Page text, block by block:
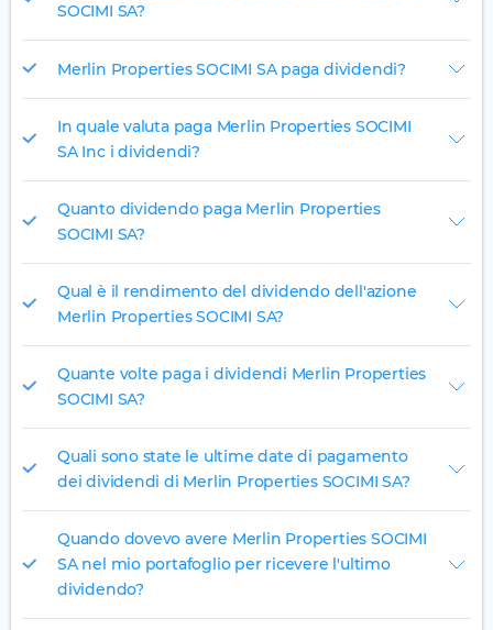
SOCIMI SA?
Merlin Properties SOCIMI SA paga dividendi?
In quale valuta paga Merlin Properties SOCIMI
SA Inc i dividendi?
Quanto dividendo paga Merlin Properties
SOCIMI SA?
Qual è il rendimento del dividendo dell'azione
Merlin Properties SOCIMI SA?
Quante volte paga i dividendi Merlin Properties
SOCIMI SA?
Quali sono state le ultime date di pagamento
dei dividendi di Merlin Properties SOCIMI SA?
Quando dovevo avere Merlin Properties SOCIMI
SA nel mio portafoglio per ricevere l'ultimo
dividendo?